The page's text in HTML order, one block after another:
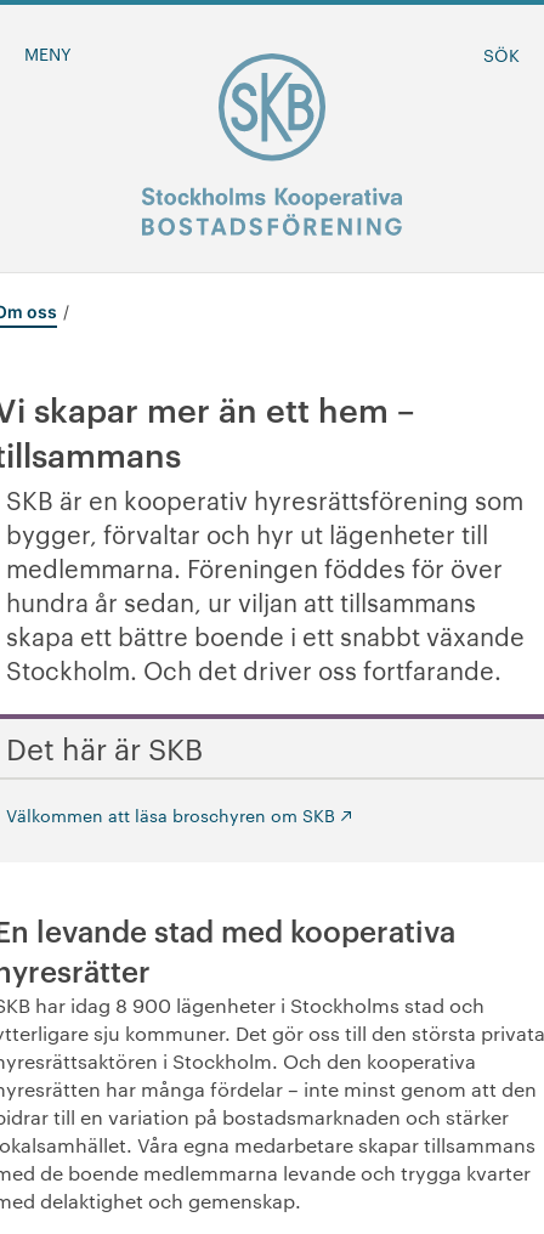
SÖK
MENY
BLI MEDLEM
Om oss
+
Föreningen
+
Verkställande organisation
+
Hållbarhet enligt SKB
SKB in English
Sök ledigt
Vår boendeform
Jobba hos oss
oss
skapar mer än ett hem –
SKB är en kooperativ hyresrättsförening som
bygger, förvaltar och hyr ut lägenheter till
medlemmarna. Föreningen föddes för över
hundra år sedan, ur viljan att tillsammans
skapa ett bättre boende i ett snabbt växande
Stockholm. Och det driver oss fortfarande.
Det här är SKB
Välkommen att läsa broschyren om SKB
levande stad med kooperativa
har idag 8 900 lägenheter i Stockholms stad och
sju kommuner. Det gör oss till den största privata
i Stockholm. Och den kooperativa
har många fördelar – inte minst genom att den
till en variation på bostadsmarknaden och stärker
Våra egna medarbetare skapar tillsammans
de boende medlemmarna levande och trygga kvarter
delaktighet och gemenskap.